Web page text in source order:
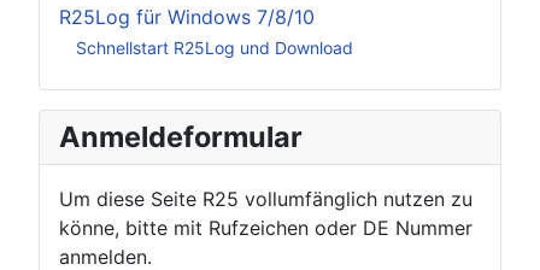
R25Log für Windows 7/8/10
Schnellstart R25Log und Download
Anmeldeformular
Um diese Seite R25 vollumfänglich nutzen zu
könne, bitte mit Rufzeichen oder DE Nummer
anmelden.